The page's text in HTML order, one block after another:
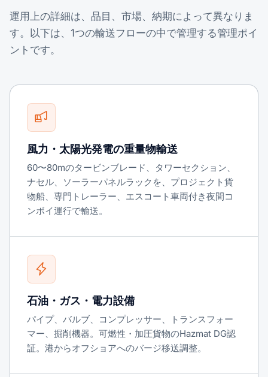
運用上の詳細は、品目、市場、納期によって異なりま
す。以下は、1つの輸送フローの中で管理する管理ポイ
ントです。
風力・太陽光発電の重量物輸送
60〜80mのタービンブレード、タワーセクション、
ナセル、ソーラーパネルラックを、プロジェクト貨
物船、専門トレーラー、エスコート車両付き夜間コ
ンボイ運行で輸送。
石油・ガス・電力設備
パイプ、バルブ、コンプレッサー、トランスフォー
マー、掘削機器。可燃性・加圧貨物のHazmat DG認
証。港からオフショアへのバージ移送調整。